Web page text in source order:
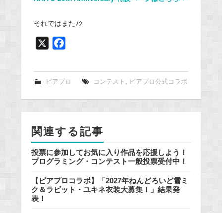
それではまたﾉｼ
e
k
ピアプロ コンテスト ピアプロ公式コラボ
関連する記事
投票に参加してお気に入り作品を応援しよう！
プログラミング・コンテスト一般投票受付中！
【ピアプロコラボ】「2027年ねんどろいど雪ミ
ク＆ラビット・ユキネ衣装大募集！」結果発
表！